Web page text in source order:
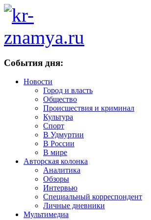
События дня:
Новости
Город и власть
Общество
Происшествия и криминал
Культура
Спорт
В Удмуртии
В России
В мире
Авторская колонка
Аналитика
Обзоры
Интервью
Специальный корреспондент
Личные дневники
Мультимедиа